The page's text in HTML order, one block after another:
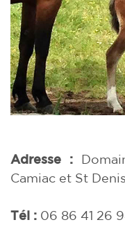
Adresse :
Camiac et St Denis
Tél : 06 86 41 26